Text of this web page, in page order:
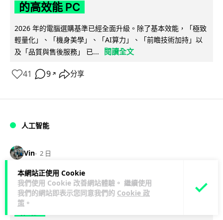
本網站正使用 Cookie
我們使用 Cookie 改善網站體驗。 繼續使用
我們的網站即表示您同意我們的 Cookie 政
策 。
的高效能 PC
2026 年的電腦選購基準已經全面升級。除了基本效能，「極致
輕量化」、「機身美學」、「AI算力」、「前瞻技術加持」以
及「品質與售後服務」 已...
閱讀全文
41 9 ↗ 分享
人工智能
Vin 2 日
ChatGPT 免費呼叫 Adobe 一句話跨軟
體修圖兼整 PDF 不用開多個 APP 兼免
帳號